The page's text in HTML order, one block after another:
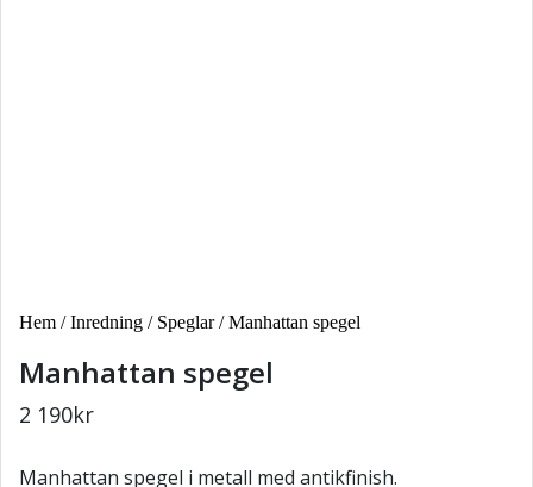
Hem /Inredning / Speglar/ Manhattan spegel
Manhattan spegel
2 190kr
Manhattan spegel i metall med antikfinish.